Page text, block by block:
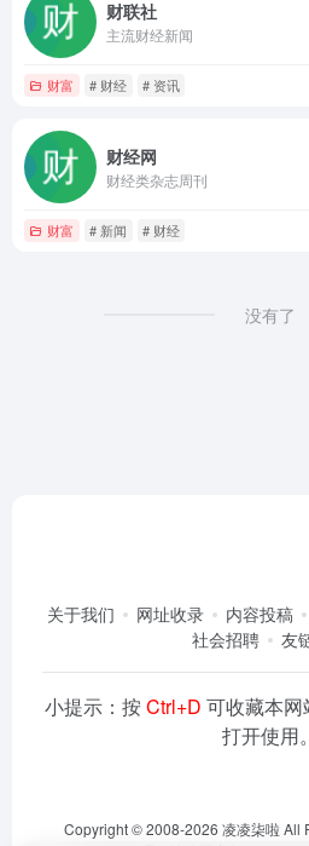
财联社
主流财经新闻
财富 # 财经 # 资讯
财经网
财经类杂志周刊
财富 # 新闻 # 财经
没有了
关于我们 网址收录 内容投稿
社会招聘
友
小提示：按Ctrl+D 可收藏本
打开使用。
Copyright © 2008-2026 凌凌柒啦 All